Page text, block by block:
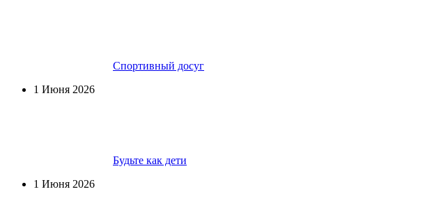
Спортивный досуг
1 Июня 2026
Будьте как дети
1 Июня 2026